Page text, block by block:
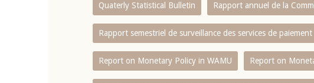
Quaterly Statistical Bulletin Rapport annuel de la
Rapport semestriel de surveillance des services de
Report on Monetary Policy in WAMU Report on